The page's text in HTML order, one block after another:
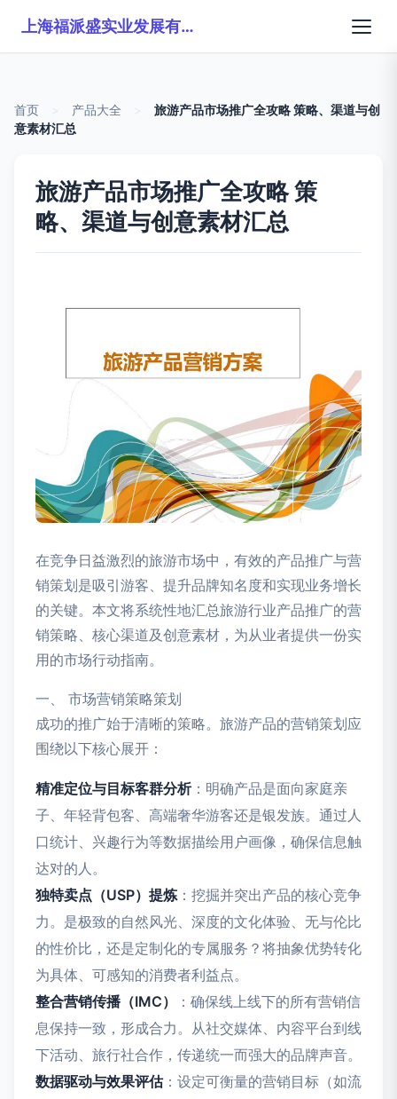
上海福派盛实业发展有限公司
首页 产品大全
旅游产品市场推广全攻略 策略、渠道与创
意素材汇总
旅游产品市场推广全攻略 策
略、渠道与创意素材汇总
在竞争日益激烈的旅游市场中，有效的产品推广与营
销策划是吸引游客、提升品牌知名度和实现业务增长
的关键。本文将系统性地汇总旅游行业产品推广的营
销策略、核心渠道及创意素材，为从业者提供一份实
用的市场行动指南。
一、 市场营销策略策划
成功的推广始于清晰的策略。旅游产品的营销策划应
围绕以下核心展开：
精准定位与目标客群分析：明确产品是面向家庭亲
子、年轻背包客、高端奢华游客还是银发族。通过人
口统计、兴趣行为等数据描绘用户画像，确保信息触
达对的人。
独特卖点（USP）提炼 ：挖掘并突出产品的核心竞争
力。是极致的自然风光、深度的文化体验、无与伦比
的性价比，还是定制化的专属服务？将抽象优势转化
为具体、可感知的消费者利益点。
整合营销传播（IMC）
：确保线上线下的所有营销信
息保持一致，形成合力。从社交媒体、内容平台到线
下活动、旅行社合作，传递统一而强大的品牌声音。
数据驱动与效果评估：设定可衡量的营销目标（如流